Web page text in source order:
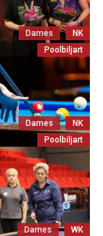
Dames
NK
Poolbiljart
Dames
NK
Poolbiljart
Dames WK